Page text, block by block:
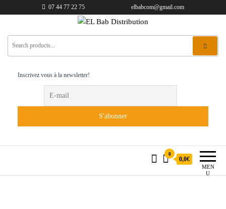
07 44 77 22 75 elbabcom@gmail.com
EL Bab Distribution
Inscrivez vous à la newsletter!
MEN
U
0
0,0€